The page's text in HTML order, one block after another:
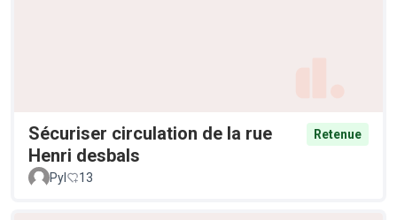
Sécuriser circulation de la rue
Henri desbals
Retenue
Pyl 13